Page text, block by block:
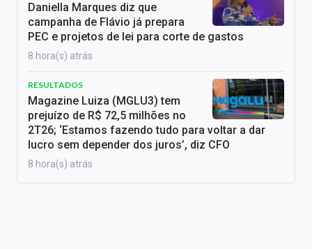
Daniella Marques diz que
campanha de Flávio já prepara
PEC e projetos de lei para corte de gastos
8 hora(s) atrás
RESULTADOS
Magazine Luiza (MGLU3) tem
prejuízo de R$ 72,5 milhões no
2T26; ‘Estamos fazendo tudo para voltar a dar
lucro sem depender dos juros’, diz CFO
8 hora(s) atrás